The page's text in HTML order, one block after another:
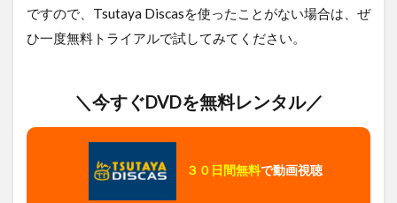
ですので、Tsutaya Discasを使ったことがない場合は、ぜ
ひ一度無料トライアルで試してみてください。
＼今すぐDVDを無料レンタル／
３０日間無料で動画視聴